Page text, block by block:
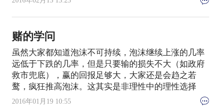
赌的学问
虽然大家都知道泡沫不可持续，泡沫继续上涨的几率
远低于下跌的几率，但是只要输的损失不大（如政府
救市兜底），赢的回报足够大，大家还是会趋之若
鹜，疯狂推高泡沫。这其实是非理性中的理性选择
2016年01月19 10:55